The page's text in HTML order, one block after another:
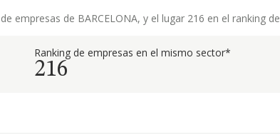
empresas de BARCELONA, y el lugar 216 en el ranking de
Ranking de empresas en el mismo sector*
216